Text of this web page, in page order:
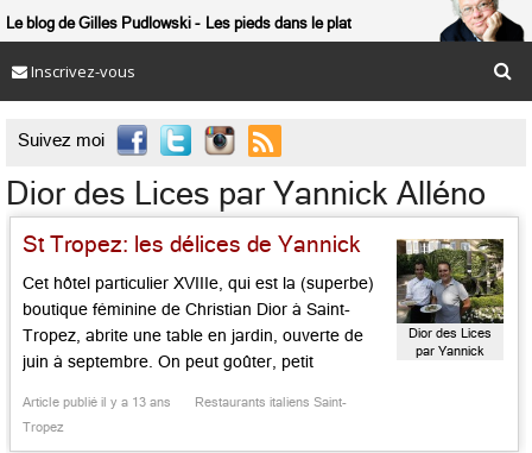
Le blog de Gilles Pudlowski Les pieds dans le plat
Inscrivez-vous
Suivez moi 
Dior des Lices par Yannick Alléno
St Tropez: les délices de Yannick
Cet hôtel particulier XVIIIe, qui est la (superbe)
boutique féminine de Christian Dior à Saint-
Tropez, abrite une table en jardin, ouverte de
juin à septembre. On peut goûter, petit
suivant la ligne maison édictée avec talent et
malice par Yannick Alléno, signée du Julien
Article publié il y a 13 ans
Restaurants italiens Saint-
Tropez
Dior des Lices
par Yannick